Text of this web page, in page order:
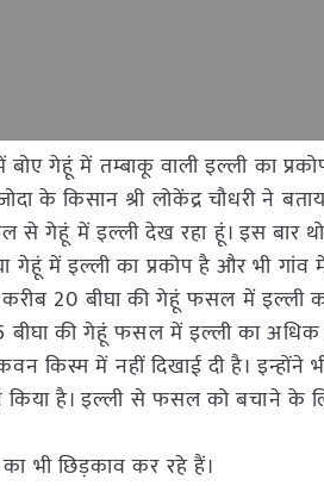
गेहूं में तम्बाकू वाली इल्ली का
के किसान श्री लोकेंद्र चौधरी ने
से गेहूं में इल्ली देख रहा हूं। इस बार
गेहूं में इल्ली का प्रकोप है और भी गांव
20 बीघा की गेहूं फसल में इल्ली
बीघा की गेहूं फसल में इल्ली का अधिक
किस्म में नहीं दिखाई दी है। इन्होंने
किया है। इल्ली से फसल को बचाने के
भी छिड़काव कर रहे हैं।